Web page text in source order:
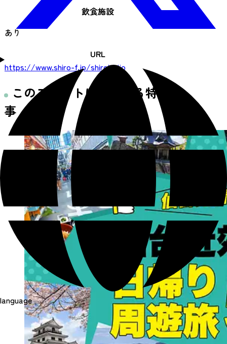
language
飲食施設
あり
URL
https://www.shiro-f.jp/shiroishijo
このスポットに関連する特集記
事